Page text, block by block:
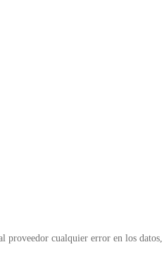
proveedor cualquier error en los